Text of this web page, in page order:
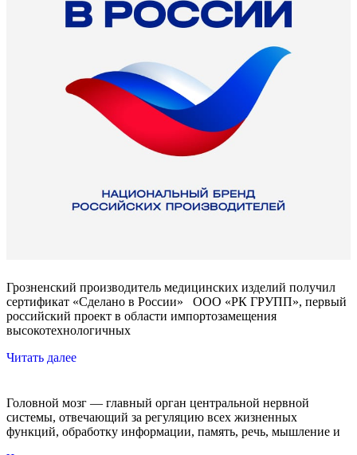
Грозненский производитель медицинских изделий получил
сертификат «Сделано в России» ООО «РК ГРУПП», первый
российский проект в области импортозамещения
высокотехнологичных
Читать далее
Головной мозг — главный орган центральной нервной
системы, отвечающий за регуляцию всех жизненных
функций, обработку информации, память, речь, мышление и